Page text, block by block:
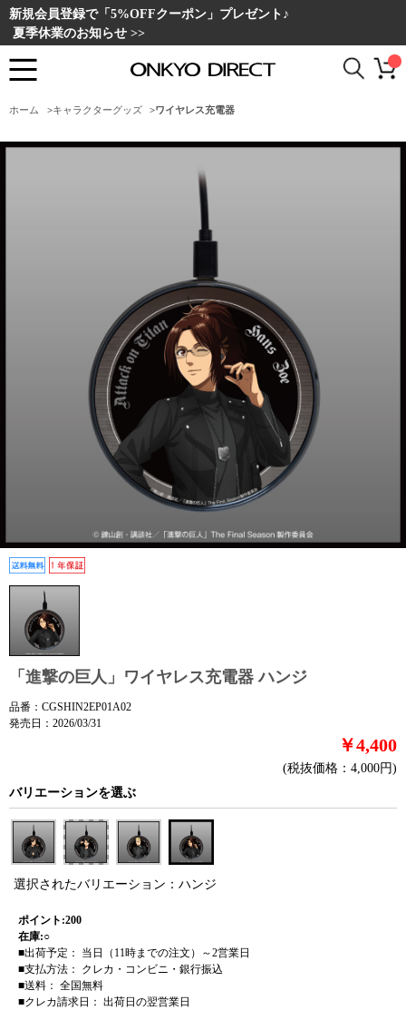
新規会員登録で「5%OFFクーポン」プレゼント♪
夏季休業のお知らせ >>
ホーム >キャラクターグッズ >ワイヤレス充電器
「進撃の巨人」ワイヤレス充電器 ハンジ
品番：CGSHIN2EP01A02
発売日：2026/03/31
￥4,400
(税抜価格：4,000円)
バリエーションを選ぶ
選択されたバリエーション：ハンジ
ポイント:200
在庫:○
■出荷予定： 当日（11時までの注文）～2営業日
■支払方法： クレカ・コンビニ・銀行振込
■送料： 全国無料
■クレカ請求日： 出荷日の翌営業日